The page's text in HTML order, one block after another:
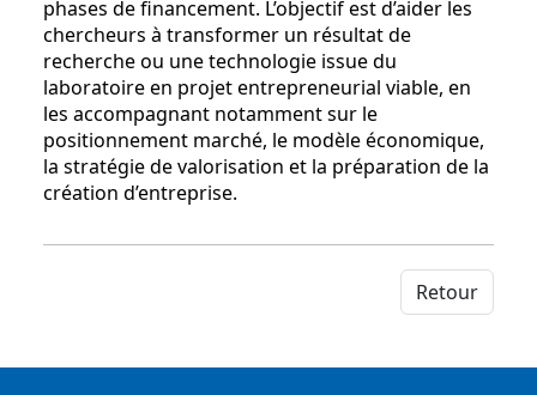
phases de financement. L’objectif est d’aider les
chercheurs à transformer un résultat de
recherche ou une technologie issue du
laboratoire en projet entrepreneurial viable, en
les accompagnant notamment sur le
positionnement marché, le modèle économique,
la stratégie de valorisation et la préparation de la
création d’entreprise.
Retour